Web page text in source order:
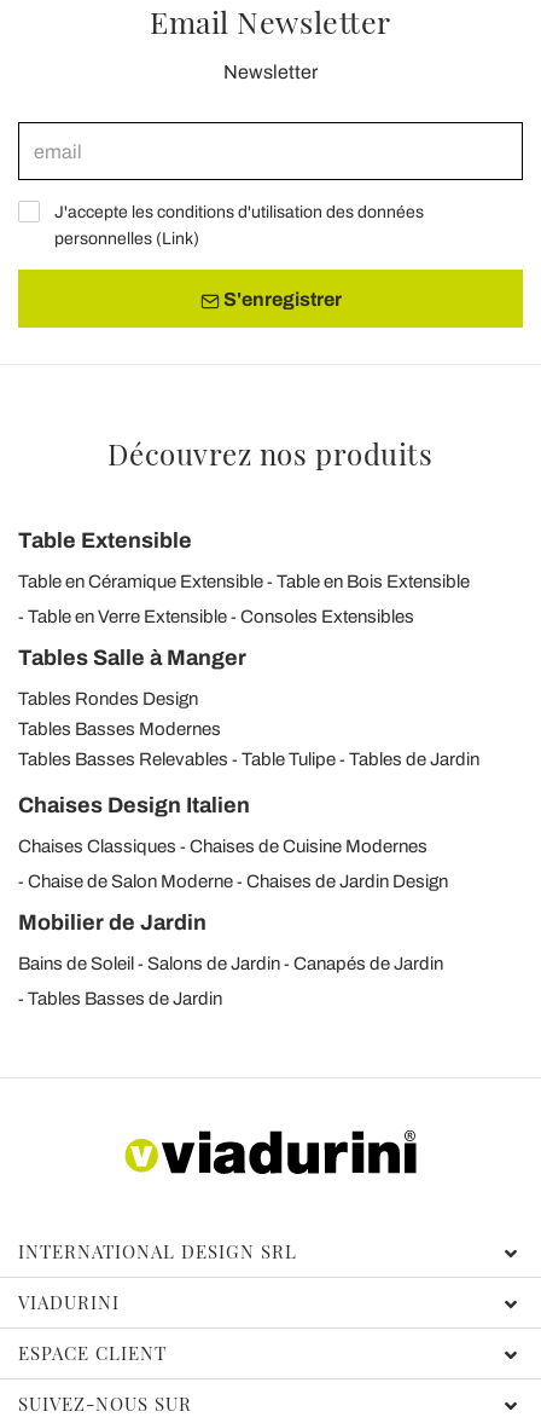
Email Newsletter
Newsletter
J'accepte les conditions d'utilisation des données
personnelles (Link)
S'enregistrer
Découvrez nos produits
Table Extensible
Table en Céramique Extensible
Table en Bois Extensible
Table en Verre Extensible
Consoles Extensibles
Tables Salle à Manger
Tables Rondes Design
Tables Basses Modernes
Tables Basses Relevables
Table Tulipe Tables de Jardin
Chaises Design Italien
Chaises Classiques
Chaises de Cuisine Modernes
Chaise de Salon Moderne
Chaises de Jardin Design
Mobilier de Jardin
Bains de Soleil Salons de Jardin
Canapés de Jardin
Tables Basses de Jardin
INTERNATIONAL DESIGN SRL
VIADURINI
ESPACE CLIENT
SUIVEZ-NOUS SUR